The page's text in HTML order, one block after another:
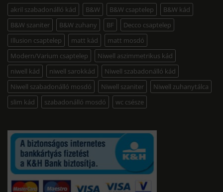
akril szabadonálló kád B&W B&W csaptelep
B&W kád
B&W szaniter
B&W zuhany BF
Decco csaptelep
Illusion csaptelep
matt kád
matt mosdó
Modern/Varium csaptelep
Niwell aszimmetrikus kád
niwell kád
niwell sarokkád
Niwell szabadonálló kád
Niwell szabadonálló mosdó
Niwell szaniter
Niwell zuhanytálca
slim kád
szabadonálló mosdó wc csésze